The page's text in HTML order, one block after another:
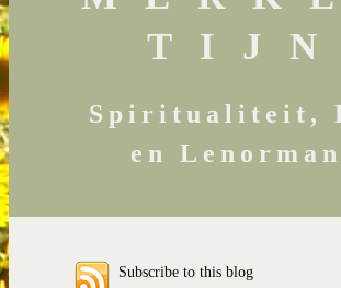
TIJN
Spiritualiteit,
en
Subscribe to this blog